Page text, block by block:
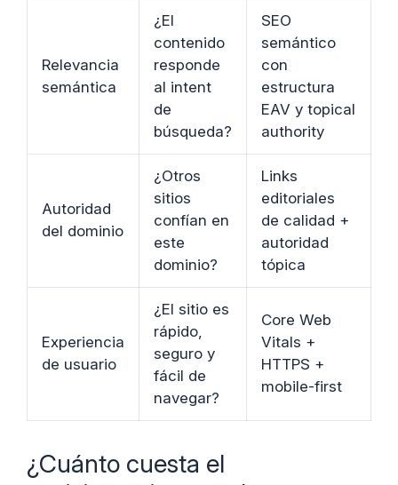
Relevancia
semántica
¿El
contenido
responde
al intent
de
búsqueda?
SEO
semántico
con
estructura
EAV y topical
authority
Autoridad
del dominio
¿Otros
sitios
confían en
este
dominio?
Links
editoriales
de calidad +
autoridad
tópica
Experiencia
de usuario
¿El sitio es
rápido,
seguro y
fácil de
navegar?
Core Web
Vitals +
HTTPS +
mobile-first
¿Cuánto cuesta el